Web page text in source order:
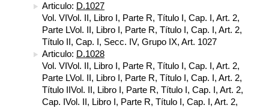
Articulo: D.1027
Vol. VIVol. II, Libro I, Parte R, Título I, Cap. I, Art. 2,
Parte LVol. II, Libro I, Parte R, Título I, Cap. I, Art. 2,
Título II, Cap. I, Secc. IV, Grupo IX, Art. 1027
Articulo: D.1028
Vol. VIVol. II, Libro I, Parte R, Título I, Cap. I, Art. 2,
Parte LVol. II, Libro I, Parte R, Título I, Cap. I, Art. 2,
Título IIVol. II, Libro I, Parte R, Título I, Cap. I, Art. 2,
Cap. IVol. II, Libro I, Parte R, Título I, Cap. I, Art. 2,